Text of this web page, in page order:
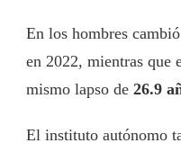
En los hombres
en 2022, mientras que
mismo lapso de 26.9
El instituto autónomo